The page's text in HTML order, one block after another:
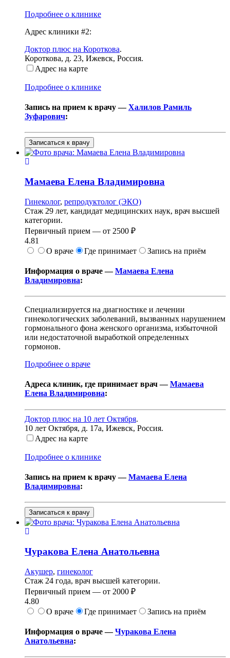
Подробнее о клинике
Адрес клиники #2:
Доктор плюс на Короткова.
Короткова, д. 23, Ижевск, Россия.
Адрес на карте
Подробнее о клинике
Запись на прием к врачу —Халилов Рамиль
Зуфарович:
Записаться к врачу
Мамаева Елена Владимировна
Гинеколог, репродуктолог (ЭКО)
Стаж 29 лет, кандидат медицинских наук, врач высшей
категории.
Первичный прием — от 2500 ₽
4.81
О враче
Где принимает Запись на приём
Информация о враче —Мамаева Елена
Владимировна:
Специализируется на диагностике и лечении
гинекологических заболеваний, вызванных нарушением
гормонального фона женского организма, избыточной
или недостаточной выработкой определенных
гормонов.
Подробнее о враче
Адреса клиник, где принимает врач —Мамаева
Елена Владимировна:
Доктор плюс на 10 лет Октября.
10 лет Октября, д. 17а, Ижевск, Россия.
Адрес на карте
Подробнее о клинике
Запись на прием к врачу —Мамаева Елена
Владимировна:
Записаться к врачу
Чуракова Елена Анатольевна
Акушер, гинеколог
Стаж 24 года, врач высшей категории.
Первичный прием — от 2000 ₽
4.80
О враче
Где принимает Запись на приём
Информация о враче —Чуракова Елена
Анатольевна: